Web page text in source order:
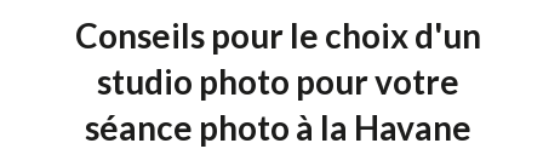
Conseils pour le choix d'un
studio photo pour votre
séance photo à la Havane